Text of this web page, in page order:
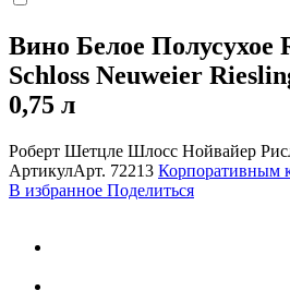
Вино Белое Полусухое
Schloss Neuweier
0,75 л
Роберт Шетцле Шлосс Нойвайер
АртикулАрт. 72213 Корпоративным
В избранное Поделиться